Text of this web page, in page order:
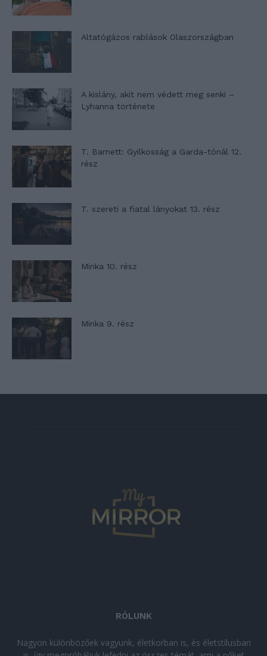
Altatógázos rablások Olaszországban
A kislány, akit nem védett meg senki –
Lyhanna története
T. Barnett: Gyilkosság a Garda-tónál 12.
rész
T. szereti a fiatal lányokat 13. rész
Minka 10. rész
Minka 9. rész
RÓLUNK
Nagyon különbözőek vagyunk, életkorban is, és életstílusban